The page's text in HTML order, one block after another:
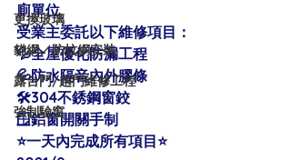
更換玻璃
貓網／防蚊網安裝
露台門/趟門維修工程
強制驗窗
廁單位
受業主委託以下維修項目：
💦全屋優化防漏工程
💦防水隔音內外膠條
🛠304不銹鋼窗鉸
🪟鋁窗開關手制
⭐️一天內完成所有項目⭐️